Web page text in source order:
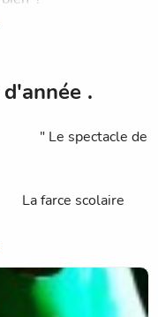
sera une surprise .
&
.
de
2013 à la
18h30.